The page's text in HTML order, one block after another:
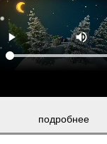
подробнее